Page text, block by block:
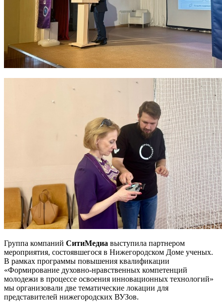
Группа компаний СитиМедиа выступила партнером
мероприятия, состоявшегося в Нижегородском Доме ученых.
В рамках программы повышения квалификации
«Формирование духовно-нравственных компетенций
молодежи в процессе освоения инновационных технологий»
мы организовали две тематические локации для
представителей нижегородских ВУЗов.